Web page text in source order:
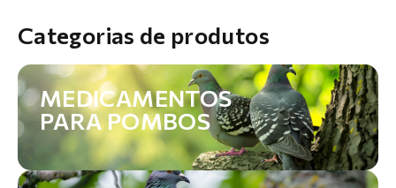
Categorias de produtos
MEDICAMENTOS
PARA POMBOS